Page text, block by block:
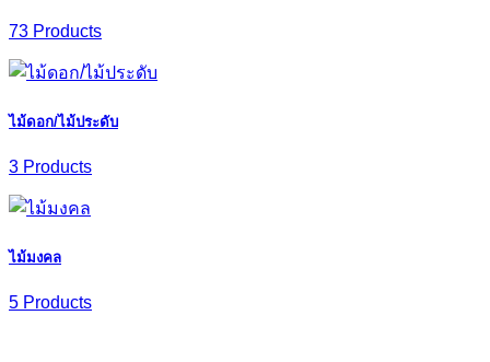
73 Products
ไม้ดอก/ไม้ประดับ
3 Products
ไม้มงคล
5 Products